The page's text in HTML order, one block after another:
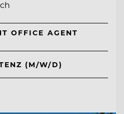
OFFICE AGENT
(M/W/D)